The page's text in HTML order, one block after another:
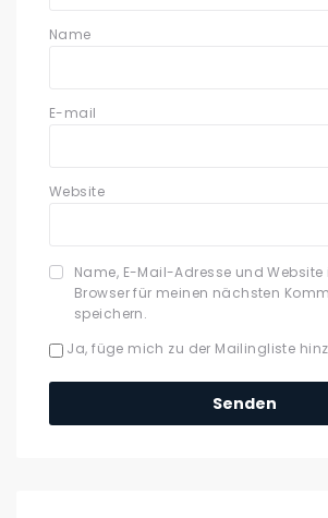
Name
E-mail
Website
Name, E-Mail-Adresse und Website
Browser für meinen nächsten
speichern.
Ja, füge mich zu der Mailingliste